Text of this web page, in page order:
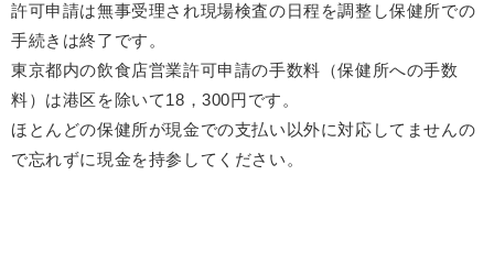
許可申請は無事受理され現場検査の日程を調整し保健所での
手続きは終了です。
東京都内の飲食店営業許可申請の手数料（保健所への手数
料）は港区を除いて18，300円です。
ほとんどの保健所が現金での支払い以外に対応してませんの
で忘れずに現金を持参してください。